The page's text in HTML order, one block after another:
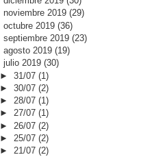
noviembre 2019 (29)
octubre 2019 (36)
septiembre 2019 (23)
agosto 2019 (19)
julio 2019 (30)
►31/07(1)
►30/07(2)
►28/07(1)
►27/07(1)
► 26/07(2)
► 25/07(2)
►21/07(2)